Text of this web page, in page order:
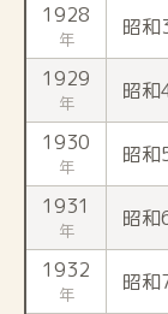
1928
年 昭和
1929
年 昭和
1930
年 昭和
1931
年 昭和
1932
年 昭和